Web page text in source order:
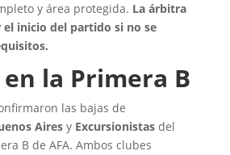
y área protegida. La árbitra
el inicio del partido si no se
en la Primera B
las bajas de
Airesy Excursionistasdel
B de AFA. Ambos clubes